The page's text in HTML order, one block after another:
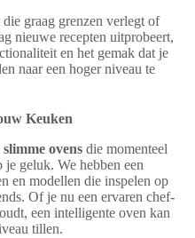
graag grenzen verlegt of
nieuwe recepten uitprobeert,
en het gemak dat je
naar een hoger niveau te
Keuken
slimme ovens die momenteel
geluk. We hebben een
en modellen die inspelen op
Of je nu een ervaren chef-
een intelligente oven kan
tillen.